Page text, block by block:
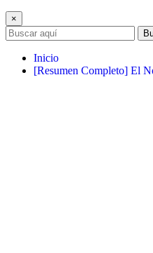
×
Inicio
[Resumen Completo] El